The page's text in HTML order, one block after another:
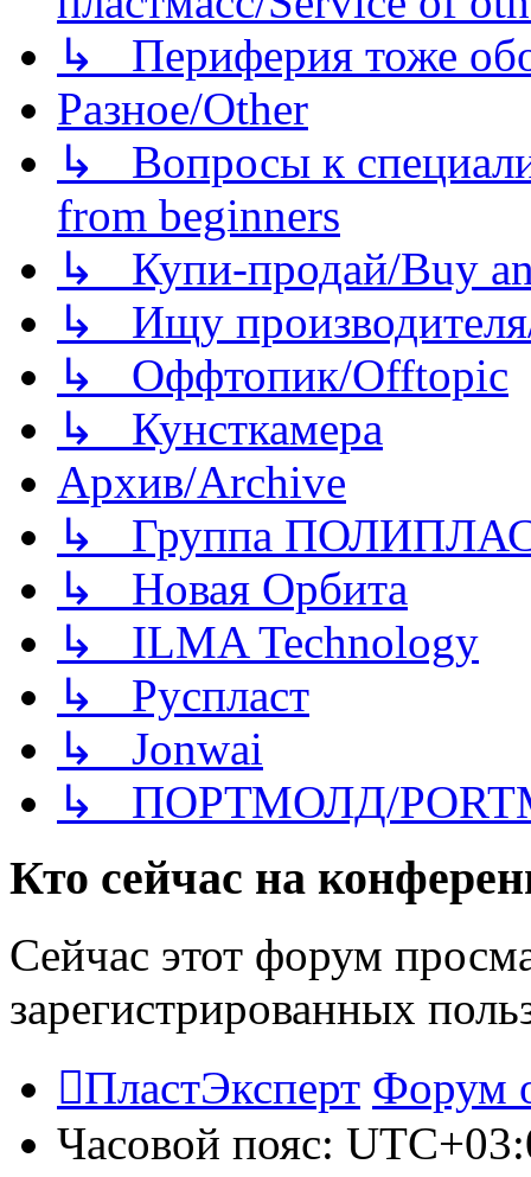
↳ Периферия тоже
Разное/Other
↳ Вопросы к
from beginners
↳ Купи-продай/Buy
↳ Ищу
↳ Оффтопик/Offtopic
↳ Кунсткамера
Архив/Archive
↳ Группа
↳ Новая Орбита
↳ ILMA Technology
↳ Руспласт
↳ Jonwai
↳ ПОРТМОЛД/
Кто сейчас на
Сейчас этот форум
зарегистрированных
ПластЭксперт Форум
Часовой пояс: